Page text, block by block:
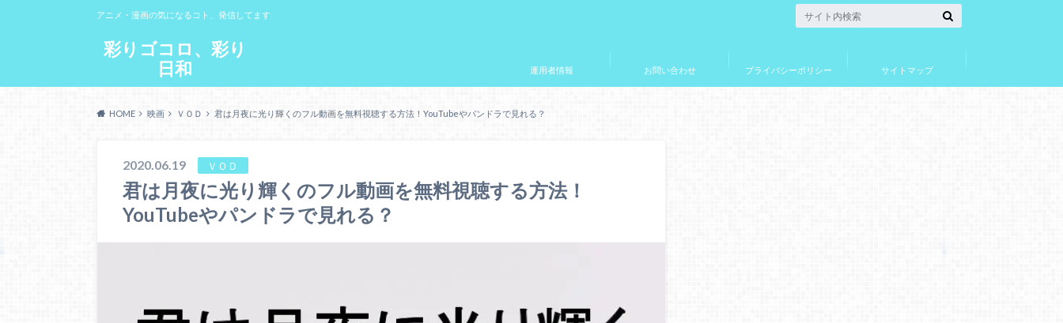
彩りゴコロ、彩り
日和
アニメ・漫画の気になるコト、発信してます
運用者情報 お問い合わせ プライバシーポリシー サイトマップ
HOME 映画 ＶＯＤ 君は月夜に光り輝くのフル動画を無料視聴する方法！YouTubeやパンドラで見れる？
2020.06.19 ＶＯＤ
君は月夜に光り輝くのフル動画を無料視聴する方法！
YouTubeやパンドラで見れる？